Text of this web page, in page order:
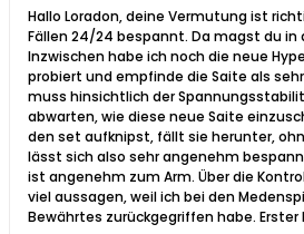
Hallo Loradon, deine Vermutung ist
Fällen 24/24 bespannt. Da magst du in
Inzwischen habe ich noch die neue
probiert und empfinde die Saite als
muss hinsichtlich der
abwarten, wie diese neue Saite
den set aufknipst, fällt sie herunter,
lässt sich also sehr angenehm
ist angenehm zum Arm. Über die
viel aussagen, weil ich bei den
Bewährtes zurückgegriffen habe. Erster